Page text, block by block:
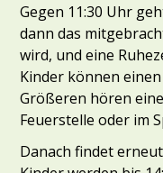
Gegen 11:30 Uhr
dann das
wird, und eine
Kinder können
Größeren hören
Feuerstelle oder im
Danach findet